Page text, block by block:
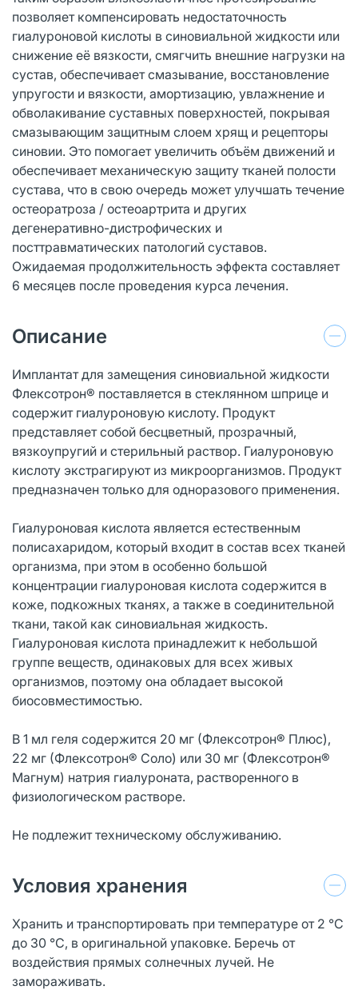
позволяет компенсировать недостаточность
гиалуроновой кислоты в синовиальной жидкости или
снижение её вязкости, смягчить внешние нагрузки на
сустав, обеспечивает смазывание, восстановление
упругости и вязкости, амортизацию, увлажнение и
обволакивание суставных поверхностей, покрывая
смазывающим защитным слоем хрящ и рецепторы
синовии. Это помогает увеличить объём движений и
обеспечивает механическую защиту тканей полости
сустава, что в свою очередь может улучшать течение
остеоратроза / остеоартрита и других
дегенеративно-дистрофических и
посттравматических патологий суставов.
Ожидаемая продолжительность эффекта составляет
6 месяцев после проведения курса лечения.
Описание
Имплантат для замещения синовиальной жидкости
Флексотрон® поставляется в стеклянном шприце и
содержит гиалуроновую кислоту. Продукт
представляет собой бесцветный, прозрачный,
вязкоупругий и стерильный раствор. Гиалуроновую
кислоту экстрагируют из микроорганизмов. Продукт
предназначен только для одноразового применения.
Гиалуроновая кислота является естественным
полисахаридом, который входит в состав всех тканей
организма, при этом в особенно большой
концентрации гиалуроновая кислота содержится в
коже, подкожных тканях, а также в соединительной
ткани, такой как синовиальная жидкость.
Гиалуроновая кислота принадлежит к небольшой
группе веществ, одинаковых для всех живых
организмов, поэтому она обладает высокой
биосовместимостью.
В 1 мл геля содержится 20 мг (Флексотрон® Плюс),
22 мг (Флексотрон® Соло) или 30 мг (Флексотрон®
Магнум) натрия гиалуроната, растворенного в
физиологическом растворе.
Не подлежит техническому обслуживанию.
Условия хранения
Хранить и транспортировать при температуре от 2 °C
до 30 °C, в оригинальной упаковке. Беречь от
воздействия прямых солнечных лучей. Не
замораживать.